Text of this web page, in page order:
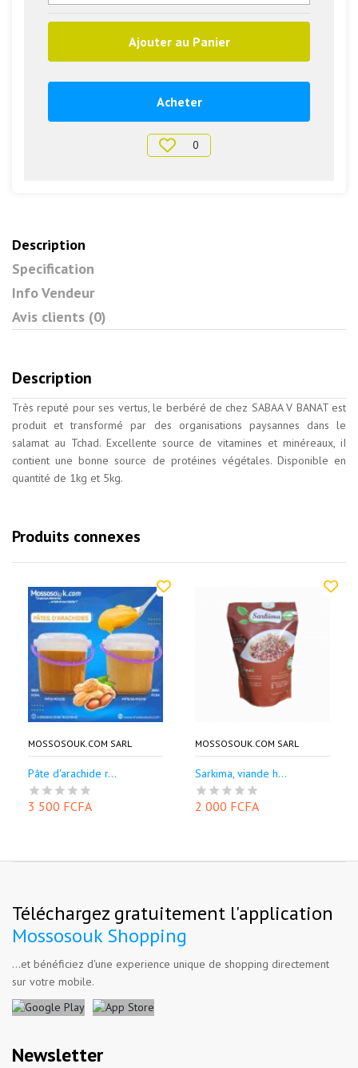
Ajouter au Panier
Acheter
0
Description
Specification
Info Vendeur
Avis clients (0)
Description
Très reputé pour ses vertus, le berbéré de chez SABAA V BANAT est
produit et transformé par des organisations paysannes dans le
salamat au Tchad. Excellente source de vitamines et minéreaux, iI
contient une bonne source de protéines végétales. Disponible en
quantité de 1kg et 5kg.
Produits connexes
MOSSOSOUK.COM SARL
Pâte d'arachide r...
3 500 FCFA
MOSSOSOUK.COM SARL
Sarkima, viande h...
2 000 FCFA
Téléchargez gratuitement l'application
Mossosouk Shopping
...et bénéficiez d'une experience unique de shopping directement
sur votre mobile.
Newsletter